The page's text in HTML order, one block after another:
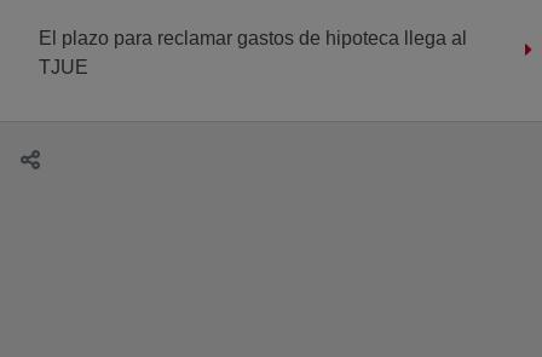
El plazo para reclamar gastos de hipoteca llega al
TJUE